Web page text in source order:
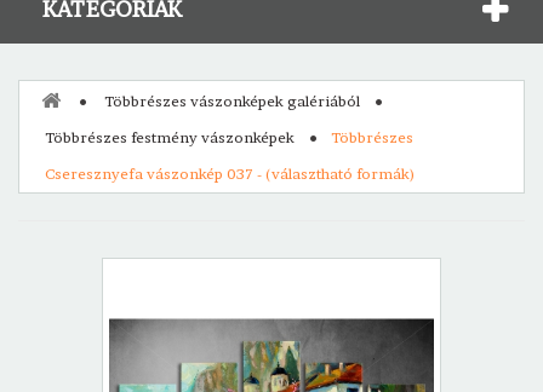
KATEGÓRIÁK
Többrészes vászonképek galériából
Többrészes festmény vászonképek
Többrészes
Cseresznyefa vászonkép 037 - (választható formák)